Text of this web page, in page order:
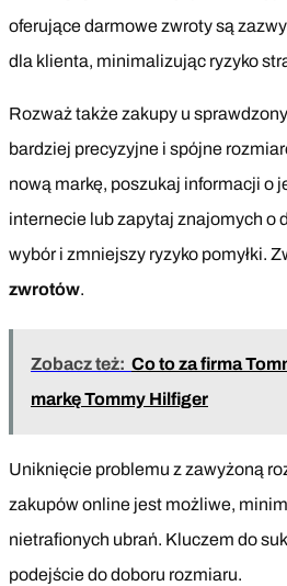
oferujące darmowe zwroty są
dla klienta, minimalizując ryzyko
Rozważ także zakupy u
bardziej precyzyjne i spójne
nową markę, poszukaj informacji o
internecie lub zapytaj znajomych o
wybór i zmniejszy ryzyko pomyłki.
zwrotów.
Zobacz też: Co to za firma
markę Tommy Hilfiger
Uniknięcie problemu z zawyżoną
zakupów online jest możliwe,
nietrafionych ubrań. Kluczem do
podejście do doboru rozmiaru.